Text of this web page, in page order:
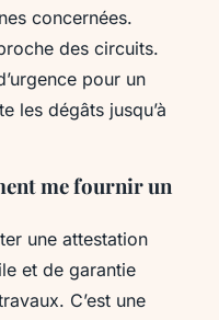
concernées.
des circuits.
pour un
les dégâts jusqu’à
me fournir un
une attestation
et de garantie
C’est une